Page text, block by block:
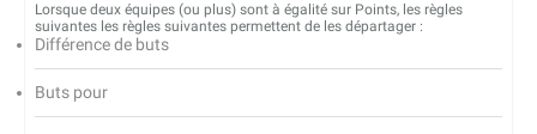
Lorsque deux équipes (ou plus) sont à égalité sur Points, les règles
suivantes les règles suivantes permettent de les départager :
Différence de buts
Buts pour